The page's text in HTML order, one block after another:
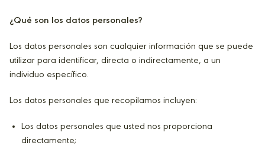
¿Qué son los datos personales?
Los datos personales son cualquier información que se puede
utilizar para identificar, directa o indirectamente, a un
individuo específico.
Los datos personales que recopilamos incluyen:
Los datos personales que usted nos proporciona
directamente;